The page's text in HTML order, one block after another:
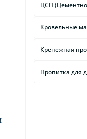
ЦСП
Кровельные
Чердачные
Крепежная
Пропитка для